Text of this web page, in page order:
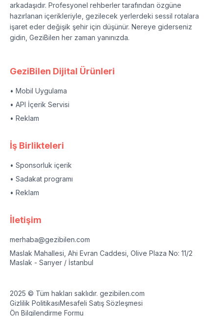
arkadaşıdır. Profesyonel rehberler tarafından özgüne
hazırlanan içerikleriyle, gezilecek yerlerdeki sessil rotalara
işaret eder değişik şehir için düşünür. Nereye giderseniz
gidin, GeziBilen her zaman yanınızda.
GeziBilen Dijital Ürünleri
• Mobil Uygulama
• API İçerik Servisi
• Reklam
İş Birlikteleri
• Sponsorluk içerik
• Sadakat programı
• Reklam
İletişim
merhaba@gezibilen.com
Maslak Mahallesi, Ahi Evran Caddesi, Olive Plaza No: 11/2
Maslak - Sarıyer / İstanbul
2025 © Tüm hakları saklıdır. gezibilen.com
Gizlilik PolitikasıMesafeli Satış Sözleşmesi
Ön Bilgilendirme Formu